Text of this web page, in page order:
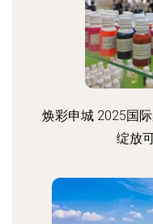
焕彩申城 2025国
绽放